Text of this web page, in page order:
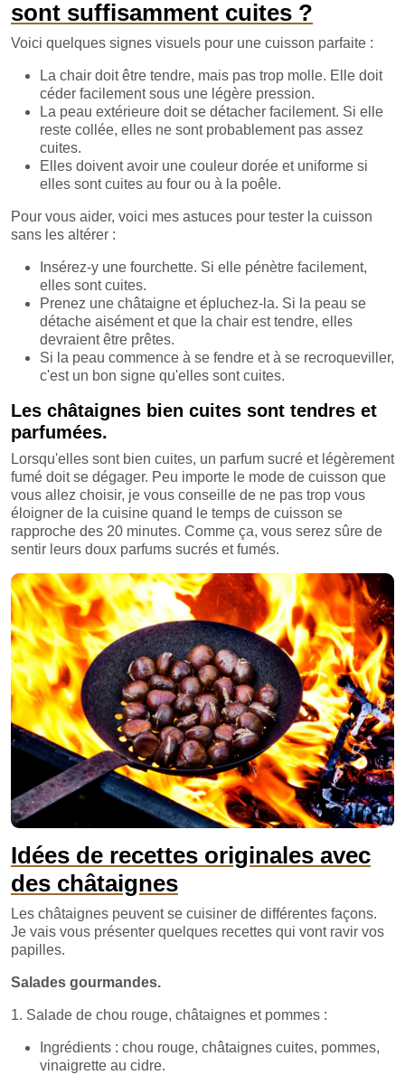
sont suffisamment cuites ?
Voici quelques signes visuels pour une cuisson parfaite :
La chair doit être tendre, mais pas trop molle. Elle doit
céder facilement sous une légère pression.
La peau extérieure doit se détacher facilement. Si elle
reste collée, elles ne sont probablement pas assez
cuites.
Elles doivent avoir une couleur dorée et uniforme si
elles sont cuites au four ou à la poêle.
Pour vous aider, voici mes astuces pour tester la cuisson
sans les altérer :
Insérez-y une fourchette. Si elle pénètre facilement,
elles sont cuites.
Prenez une châtaigne et épluchez-la. Si la peau se
détache aisément et que la chair est tendre, elles
devraient être prêtes.
Si la peau commence à se fendre et à se recroqueviller,
c'est un bon signe qu'elles sont cuites.
Les châtaignes bien cuites sont tendres et
parfumées.
Lorsqu'elles sont bien cuites, un parfum sucré et légèrement
fumé doit se dégager. Peu importe le mode de cuisson que
vous allez choisir, je vous conseille de ne pas trop vous
éloigner de la cuisine quand le temps de cuisson se
rapproche des 20 minutes. Comme ça, vous serez sûre de
sentir leurs doux parfums sucrés et fumés.
Idées de recettes originales avec
des châtaignes
Les châtaignes peuvent se cuisiner de différentes façons.
Je vais vous présenter quelques recettes qui vont ravir vos
papilles.
Salades gourmandes.
1. Salade de chou rouge, châtaignes et pommes :
Ingrédients : chou rouge, châtaignes cuites, pommes,
vinaigrette au cidre.